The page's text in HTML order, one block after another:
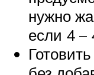
нужно
если 4 –